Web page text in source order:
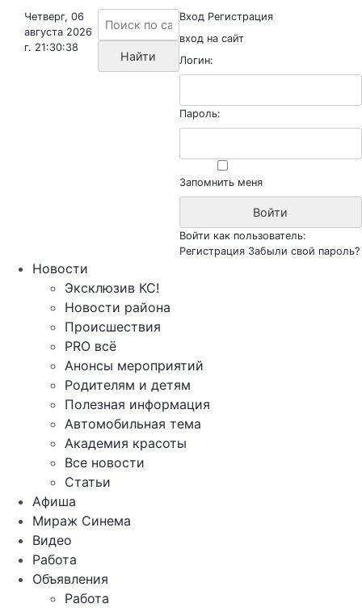
Четверг, 06
августа 2026
г. 21:30:38
Вход Регистрация
вход на сайт
Логин:
Пароль:
Запомнить меня
Войти как пользователь:
Регистрация Забыли свой пароль?
Новости
Эксклюзив КС!
Новости района
Происшествия
PRO всё
Анонсы мероприятий
Родителям и детям
Полезная информация
Автомобильная тема
Академия красоты
Все новости
Статьи
Афиша
Мираж Синема
Видео
Работа
Объявления
Работа